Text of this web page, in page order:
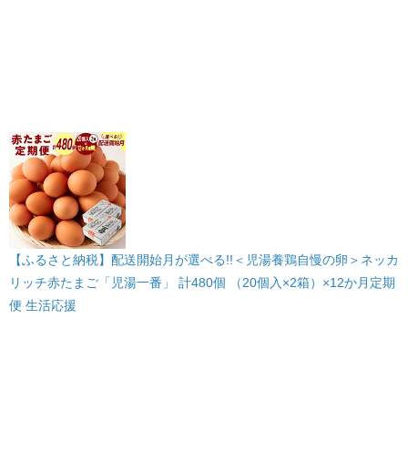
【ふるさと納税】配送開始月が選べる!!＜児湯養鶏自慢の卵＞ネッカ
リッチ赤たまご「児湯一番」 計480個 （20個入×2箱）×12か月定期
便 生活応援